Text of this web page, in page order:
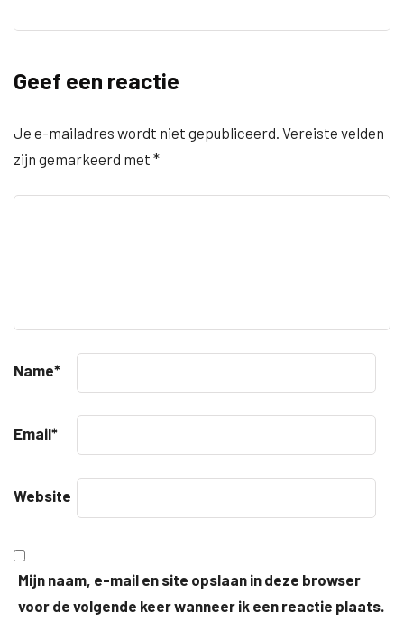
Geef een reactie
Je e-mailadres wordt niet gepubliceerd. Vereiste velden
zijn gemarkeerd met *
Name*
Email*
Website
Mijn naam, e-mail en site opslaan in deze browser
voor de volgende keer wanneer ik een reactie plaats.